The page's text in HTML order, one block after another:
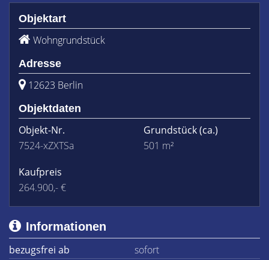
Objektart
Wohngrundstück
Adresse
12623 Berlin
Objektdaten
Objekt-Nr.
7524-xZXTSa
Grundstück(ca.)
501 m²
Kaufpreis
264.900,- €
Informationen
bezugsfrei ab
sofort